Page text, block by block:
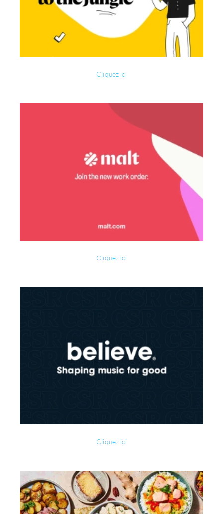
Cliquez ici
Cliquez ici
Cliquez ici